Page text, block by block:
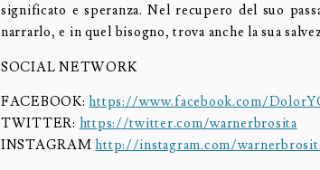
significato e speranza. Nel recupero del suo
narrarlo, e in quel bisogno, trova anche la sua
SOCIAL NETWORK
FACEBOOK:https://www.facebook.com/
TWITTER: https://twitter.com/warnerbrosita
INSTAGRAMhttp://instagram.com/